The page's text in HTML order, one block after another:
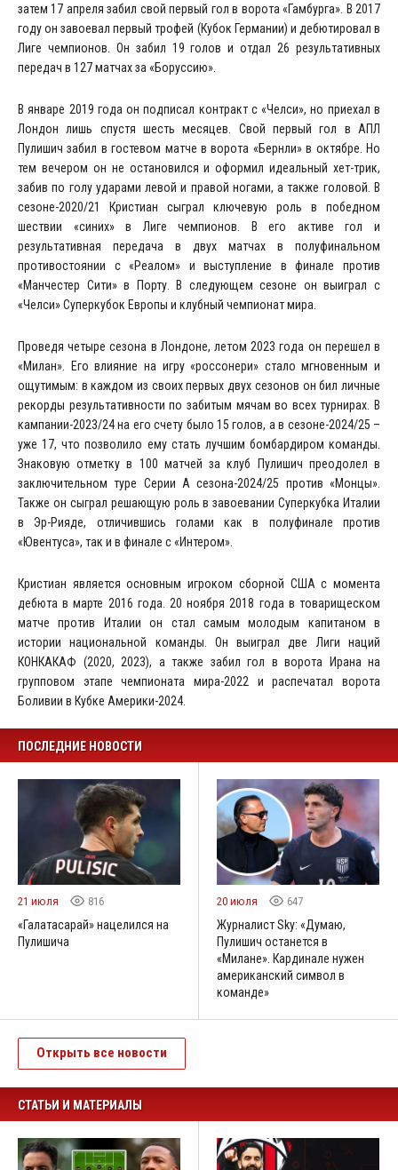
затем 17 апреля забил свой первый гол в ворота «Гамбурга». В 2017
году он завоевал первый трофей (Кубок Германии) и дебютировал в
Лиге чемпионов. Он забил 19 голов и отдал 26 результативных
передач в 127 матчах за «Боруссию».
В январе 2019 года он подписал контракт с «Челси», но приехал в
Лондон лишь спустя шесть месяцев. Свой первый гол в АПЛ
Пулишич забил в гостевом матче в ворота «Бернли» в октябре. Но
тем вечером он не остановился и оформил идеальный хет-трик,
забив по голу ударами левой и правой ногами, а также головой. В
сезоне-2020/21 Кристиан сыграл ключевую роль в победном
шествии «синих» в Лиге чемпионов. В его активе гол и
результативная передача в двух матчах в полуфинальном
противостоянии с «Реалом» и выступление в финале против
«Манчестер Сити» в Порту. В следующем сезоне он выиграл с
«Челси» Суперкубок Европы и клубный чемпионат мира.
Проведя четыре сезона в Лондоне, летом 2023 года он перешел в
«Милан». Его влияние на игру «россонери» стало мгновенным и
ощутимым: в каждом из своих первых двух сезонов он бил личные
рекорды результативности по забитым мячам во всех турнирах. В
кампании-2023/24 на его счету было 15 голов, а в сезоне-2024/25 –
уже 17, что позволило ему стать лучшим бомбардиром команды.
Знаковую отметку в 100 матчей за клуб Пулишич преодолел в
заключительном туре Серии А сезона-2024/25 против «Монцы».
Также он сыграл решающую роль в завоевании Суперкубка Италии
в Эр-Рияде, отличившись голами как в полуфинале против
«Ювентуса», так и в финале с «Интером».
Кристиан является основным игроком сборной США с момента
дебюта в марте 2016 года. 20 ноября 2018 года в товарищеском
матче против Италии он стал самым молодым капитаном в
истории национальной команды. Он выиграл две Лиги наций
КОНКАКАФ (2020, 2023), а также забил гол в ворота Ирана на
групповом этапе чемпионата мира-2022 и распечатал ворота
Боливии в Кубке Америки-2024.
ПОСЛЕДНИЕ НОВОСТИ
21 июля 816
«Галатасарай» нацелился на
Пулишича
20 июля 647
Журналист Sky: «Думаю,
Пулишич останется в
«Милане». Кардинале нужен
американский символ в
команде»
Открыть все новости
СТАТЬИ И МАТЕРИАЛЫ